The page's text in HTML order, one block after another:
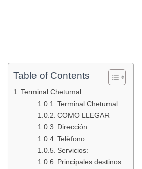
Table of Contents
Terminal Chetumal
Terminal Chetumal
COMO LLEGAR
Dirección
Telèfono
Servicios:
Principales destinos: